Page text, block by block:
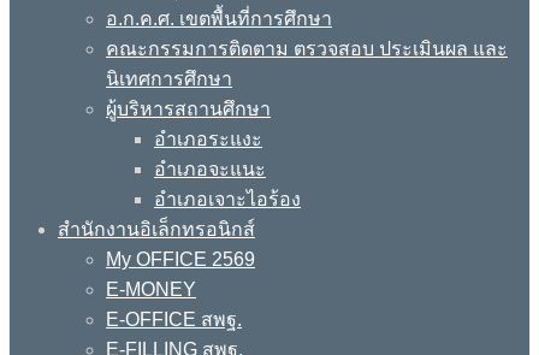
อ.ก.ค.ศ. เขตพื้นที่การศึกษา
คณะกรรมการติดตาม ตรวจสอบ ประเมินผล และ
นิเทศการศึกษา
ผู้บริหารสถานศึกษา
อำเภอระแงะ
อำเภอจะแนะ
อำเภอเจาะไอร้อง
สำนักงานอิเล็กทรอนิกส์
My OFFICE 2569
E-MONEY
E-OFFICE สพฐ.
E-FILLING สพฐ.